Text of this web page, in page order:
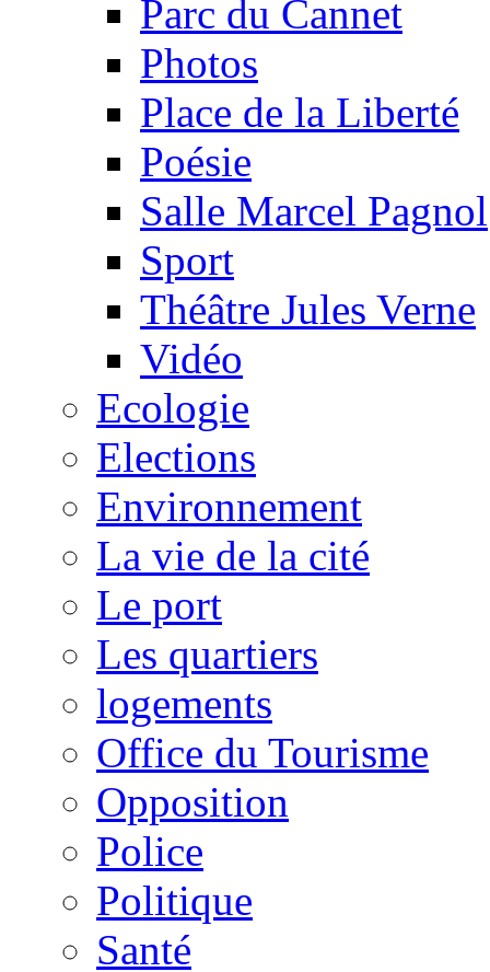
Parc du Cannet
Photos
Place de la Liberté
Poésie
Salle Marcel Pagnol
Sport
Théâtre Jules Verne
Vidéo
Ecologie
Elections
Environnement
La vie de la cité
Le port
Les quartiers
logements
Office du Tourisme
Opposition
Police
Politique
Santé